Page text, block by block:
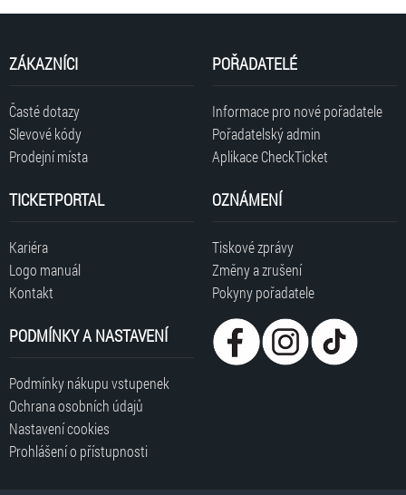
ZÁKAZNÍCI
Časté dotazy
Slevové kódy
Prodejní místa
POŘADATELÉ
Informace pro nové pořadatele
Pořadatelský admin
Aplikace CheckTicket
TICKETPORTAL
Kariéra
Logo manuál
Kontakt
OZNÁMENÍ
Tiskové zprávy
Změny a zrušení
Pokyny pořadatele
PODMÍNKY A NASTAVENÍ
Podmínky nákupu vstupenek
Ochrana osobních údajů
Nastavení cookies
Prohlášení o přístupnosti